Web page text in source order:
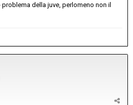
della juve, perlomeno non il